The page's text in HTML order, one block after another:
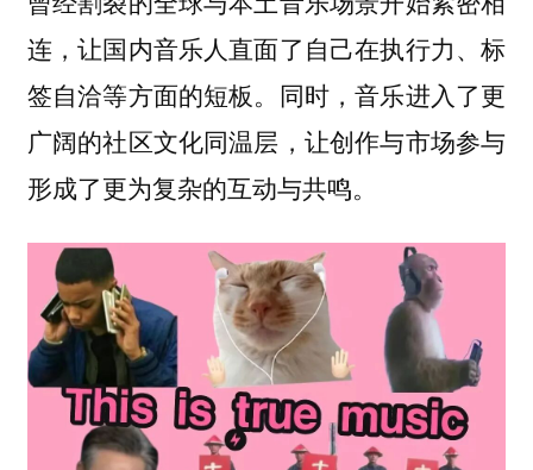
连，让国内音乐人直面了自己在执行力、标
签自洽等方面的短板。同时，音乐进入了更
广阔的社区文化同温层，让创作与市场参与
形成了更为复杂的互动与共鸣。